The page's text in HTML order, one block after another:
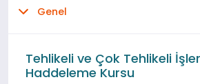
Genel
Tehlikeli ve Çok Tehlikeli
Haddeleme Kursu